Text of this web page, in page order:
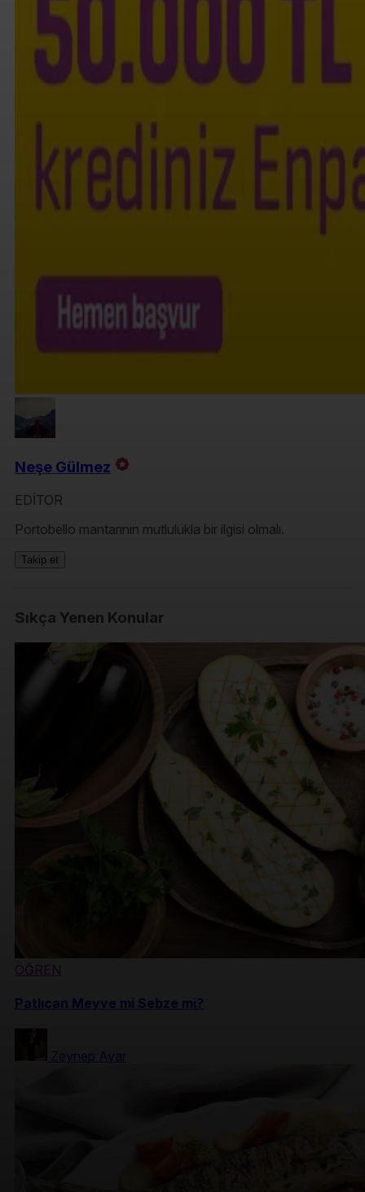
Neşe Gülmez
EDİTOR
Portobello mantarının mutlulukla bir ilgisi olmalı.
Takip et
Sıkça Yenen Konular
ÖĞREN
Patlıcan Meyve mi Sebze mi?